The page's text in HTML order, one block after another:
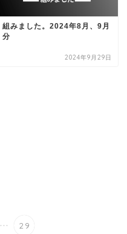
組みました。2024年8月、9月
分
2024年9月29日
... 29